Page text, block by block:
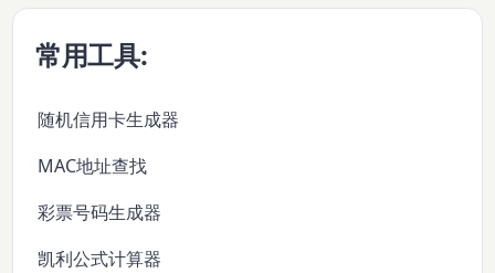
常用工具:
随机信用卡生成器
MAC地址查找
彩票号码生成器
凯利公式计算器